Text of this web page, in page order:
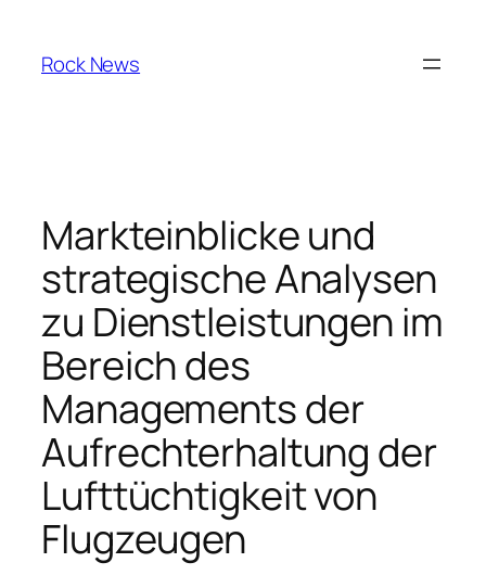
content
Rock News
Markteinblicke und
strategische Analysen
zu Dienstleistungen im
Bereich des
Managements der
Aufrechterhaltung der
Lufttüchtigkeit von
Flugzeugen